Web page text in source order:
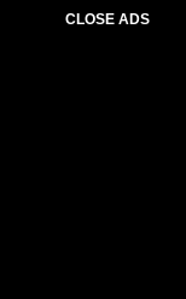
CLOSE ADS